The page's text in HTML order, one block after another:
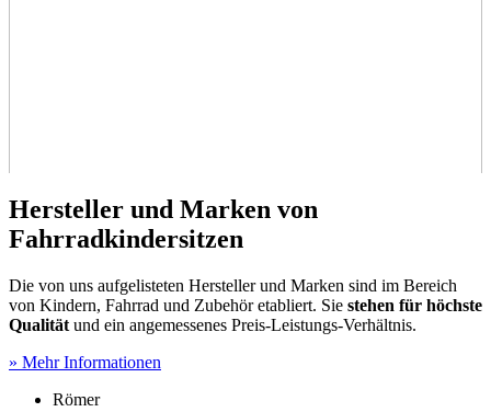
Hersteller und Marken von
Fahrradkindersitzen
Die von uns aufgelisteten Hersteller und Marken sind im Bereich
von Kindern, Fahrrad und Zubehör etabliert. Sie stehen für höchste
Qualität und ein angemessenes Preis-Leistungs-Verhältnis.
» Mehr Informationen
Römer